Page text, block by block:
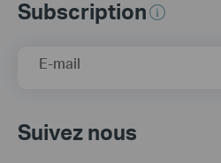
Subscription
E-mail
Suivez nous